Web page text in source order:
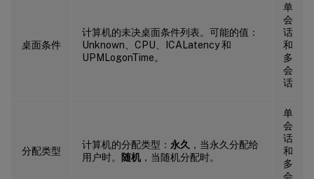
桌面条件
计算机的未决桌面条件列表。可能的值：
Unknown、CPU、ICALatency 和
UPMLogonTime。
单
会
话
和
多
会
话
分配类型
计算机的分配类型： 永久 ，当永久分配给
用户时。 随机 ，当随机分配时。
单
会
话
和
多
会